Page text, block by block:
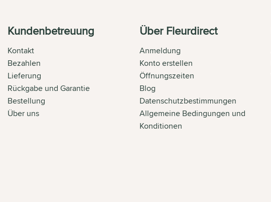
Kundenbetreuung
Kontakt
Bezahlen
Lieferung
Rückgabe und Garantie
Bestellung
Über uns
Über Fleurdirect
Anmeldung
Konto erstellen
Öffnungszeiten
Blog
Datenschutzbestimmungen
Allgemeine Bedingungen und
Konditionen